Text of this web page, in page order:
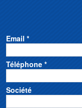
Email *
Téléphone *
Société